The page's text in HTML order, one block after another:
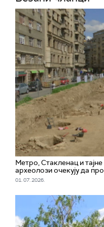
Метро, Стакленац и
археолози очекују да
01. 07. 2026.